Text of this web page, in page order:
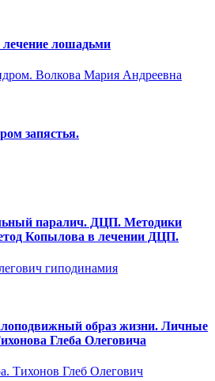
лошадьми
запястья.
паралич. ДЦП. Методики
Копылова в лечении ДЦП.
образ жизни. Личные
Глеба Олеговича